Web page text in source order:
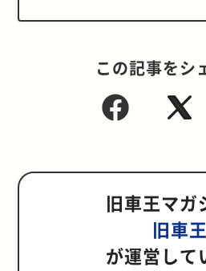
この記事をシ
旧車王マガ
旧車王
が運営して